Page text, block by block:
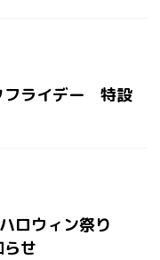
フライデー 特設
ロウィン祭り
せ